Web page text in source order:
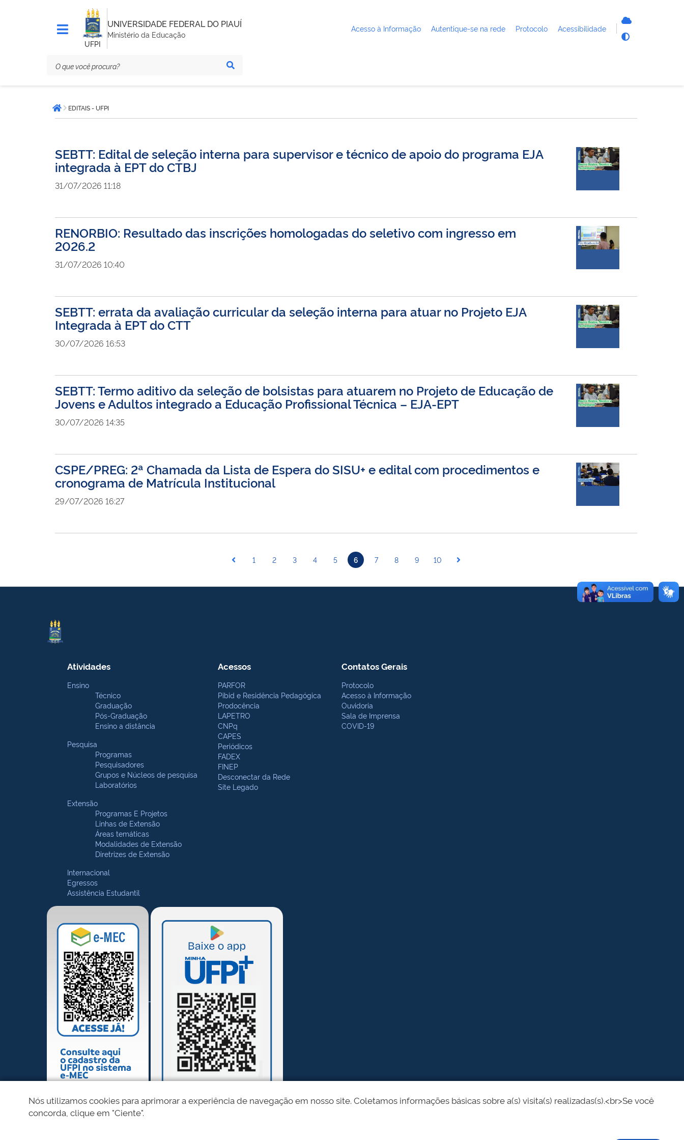
UFPI
UNIVERSIDADE FEDERAL DO PIAUÍ
Ministério da Educação
Acesso à Informação Autentique-se na rede Protocolo Acessibilidade
está
aqui:Página inicial
EDITAIS - UFPI
SEBTT: Edital de seleção interna para supervisor e técnico de apoio do programa EJA
integrada à EPT do CTBJ
31/07/2026 11:18
RENORBIO: Resultado das inscrições homologadas do seletivo com ingresso em
2026.2
31/07/2026 10:40
SEBTT: errata da avaliação curricular da seleção interna para atuar no Projeto EJA
Integrada à EPT do CTT
30/07/2026 16:53
SEBTT: Termo aditivo da seleção de bolsistas para atuarem no Projeto de Educação de
Jovens e Adultos integrado a Educação Profissional Técnica – EJA-EPT
30/07/2026 14:35
CSPE/PREG: 2ª Chamada da Lista de Espera do SISU+ e edital com procedimentos e
cronograma de Matrícula Institucional
29/07/2026 16:27
1 2 3 4 5 6 7 8 9 10
Atividades
Ensino
Técnico
Graduação
Pós-Graduação
Ensino a distância
Pesquisa
Programas
Pesquisadores
Grupos e Núcleos de pesquisa
Laboratórios
Extensão
Programas E Projetos
Linhas de Extensão
Áreas temáticas
Modalidades de Extensão
Diretrizes de Extensão
Internacional
Egressos
Assistência Estudantil
Acessos
PARFOR
Pibid e Residência Pedagógica
Prodocência
LAPETRO
CNPq
CAPES
Periódicos
FADEX
FINEP
Desconectar da Rede
Site Legado
Contatos Gerais
Protocolo
Acesso à Informação
Ouvidoria
Sala de Imprensa
COVID-19
Nós utilizamos cookies para aprimorar a experiência de navegação em nosso site. Coletamos informações básicas sobre a(s) visita(s) realizadas(s).<br>Se você
concorda, clique em "Ciente".